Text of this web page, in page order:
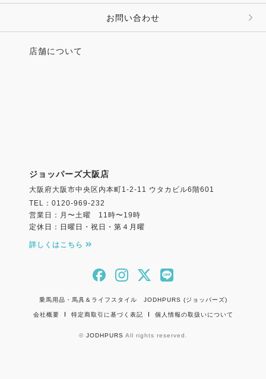
●野生動物の世界にそっとたたずみ、
日常の美しい瞬間を捉える 与那国馬写真展
フォトグラファー 岡田裕介さん
●歴史ある馬術部を救った馬たち
●Recruitment 馬のお仕事・リクルート
●UMA LIFE Collection
●UMA LIFE Information
お問い合わせ
店舗について
ジョッパーズ大阪店
大阪府大阪市中央区内本町1-2-11 ウタカビル6階601
TEL：0120-969-232
営業日：月〜土曜 11時〜19時
定休日：日曜日・祝日・第４月曜
詳しくはこちら
乗馬用品・馬具＆ライフスタイル JODHPURS (ジョッパーズ)
会社概要 特定商取引に基づく表記 個人情報の取扱いについて
© JODHPURS All rights reserved.